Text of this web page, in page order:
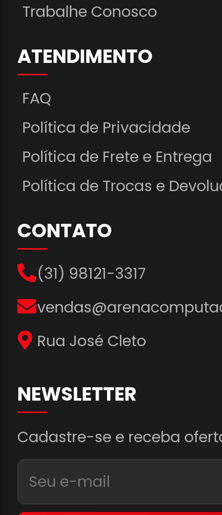
Trabalhe Conosco
ATENDIMENTO
FAQ
Política de Privacidade
Política de Frete e Entrega
Política de Trocas e
CONTATO
(31) 98121-3317
Rua José Cleto
NEWSLETTER
Cadastre-se e receba